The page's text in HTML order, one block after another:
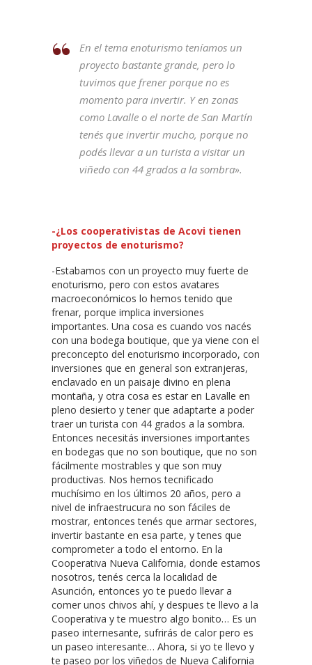
En el tema enoturismo teníamos un
proyecto bastante grande, pero lo
tuvimos que frener porque no es
momento para invertir. Y en zonas
como Lavalle o el norte de San Martín
tenés que invertir mucho, porque no
podés llevar a un turista a visitar un
viñedo con 44 grados a la sombra».
-¿Los cooperativistas de Acovi tienen
proyectos de enoturismo?
-Estabamos con un proyecto muy fuerte de
enoturismo, pero con estos avatares
macroeconómicos lo hemos tenido que
frenar, porque implica inversiones
importantes. Una cosa es cuando vos nacés
con una bodega boutique, que ya viene con el
preconcepto del enoturismo incorporado, con
inversiones que en general son extranjeras,
enclavado en un paisaje divino en plena
montaña, y otra cosa es estar en Lavalle en
pleno desierto y tener que adaptarte a poder
traer un turista con 44 grados a la sombra.
Entonces necesitás inversiones importantes
en bodegas que no son boutique, que no son
fácilmente mostrables y que son muy
productivas. Nos hemos tecnificado
muchísimo en los últimos 20 años, pero a
nivel de infraestrucura no son fáciles de
mostrar, entonces tenés que armar sectores,
invertir bastante en esa parte, y tenes que
comprometer a todo el entorno. En la
Cooperativa Nueva California, donde estamos
nosotros, tenés cerca la localidad de
Asunción, entonces yo te puedo llevar a
comer unos chivos ahí, y despues te llevo a la
Cooperativa y te muestro algo bonito… Es un
paseo internesante, sufrirás de calor pero es
un paseo interesante… Ahora, si yo te llevo y
te paseo por los viñedos de Nueva California